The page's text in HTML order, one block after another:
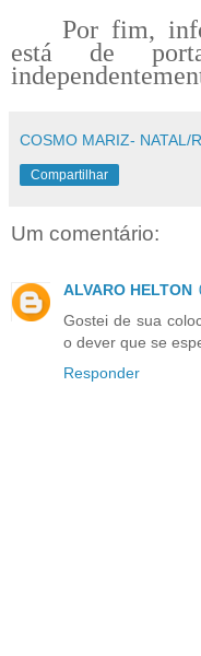
Por fim,
está de
COSMO MARIZ- NATAL/
Compartilhar
Um comentário:
ALVARO HELTON
Gostei de sua
o dever que se
Responder